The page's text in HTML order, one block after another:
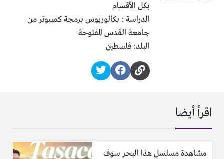
بكل الأقسام
الدراسة : بكالوريوس برمجة كمبيوتر من
جامعة القدس المفتوحة
البلد: فلسطين
اقرأ أيضا
مشاهدة مسلسل هذا البحر سوف